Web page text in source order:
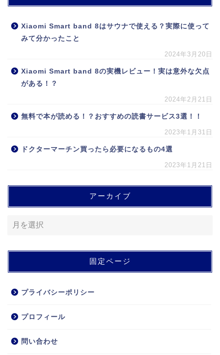
Xiaomi Smart band 8はサウナで使える？実際に使って
みて分かったこと
2024年3月20日
Xiaomi Smart band 8の実機レビュー！実は意外な欠点
がある！？
2024年2月21日
無料で本が読める！？おすすめの読書サービス3選！！
2023年1月31日
ドクターマーチン買ったら必要になるもの4選
2023年1月21日
アーカイブ
固定ページ
プライバシーポリシー
プロフィール
問い合わせ